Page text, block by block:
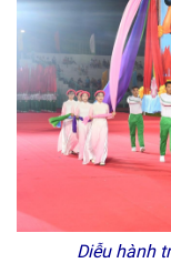
Diễu hành